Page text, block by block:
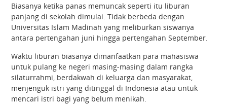
Biasanya ketika panas memuncak seperti itu liburan
panjang di sekolah dimulai. Tidak berbeda dengan
Universitas Islam Madinah yang meliburkan siswanya
antara pertengahan juni hingga pertengahan September.
Waktu liburan biasanya dimanfaatkan para mahasiswa
untuk pulang ke negeri masing-masing dalam rangka
silaturrahmi, berdakwah di keluarga dan masyarakat,
menjenguk istri yang ditinggal di Indonesia atau untuk
mencari istri bagi yang belum menikah.